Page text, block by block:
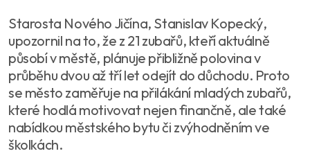
Starosta Nového Jičína, Stanislav Kopecký,
upozornil na to, že z 21 zubařů, kteří aktuálně
působí v městě, plánuje přibližně polovina v
průběhu dvou až tří let odejít do důchodu. Proto
se město zaměřuje na přilákání mladých zubařů,
které hodlá motivovat nejen finančně, ale také
nabídkou městského bytu či zvýhodněním ve
školkách.